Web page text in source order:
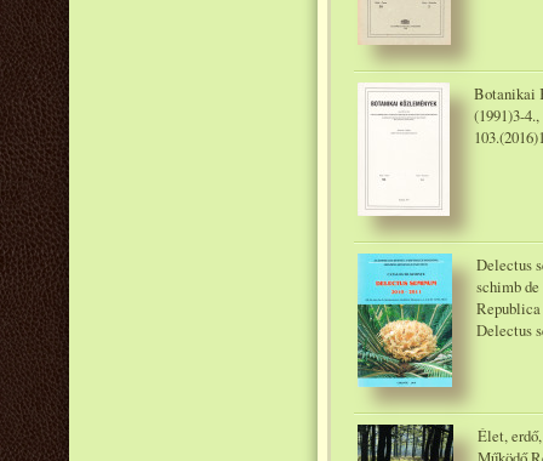
Botanikai
(1991)3-
Delectus
schimb
Delectus
Élet,